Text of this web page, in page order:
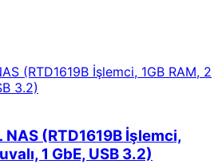
(RTD1619B İşlemci,
1 GbE, USB 3.2)